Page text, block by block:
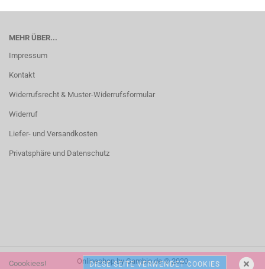
Coookiees! DIESE SEITE VERWENDET COOKIES
MEHR ÜBER...
Impressum
Kontakt
Widerrufsrecht & Muster-Widerrufsformular
Widerruf
Liefer- und Versandkosten
Privatsphäre und Datenschutz
Onlineshopby Gambio.de © 2020